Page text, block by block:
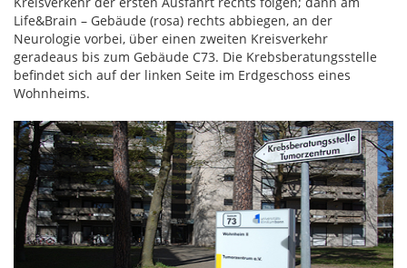
Life&Brain – Gebäude (rosa) rechts abbiegen, an der
Neurologie vorbei, über einen zweiten Kreisverkehr
geradeaus bis zum Gebäude C73. Die Krebsberatungsstelle
befindet sich auf der linken Seite im Erdgeschoss eines
Wohnheims.